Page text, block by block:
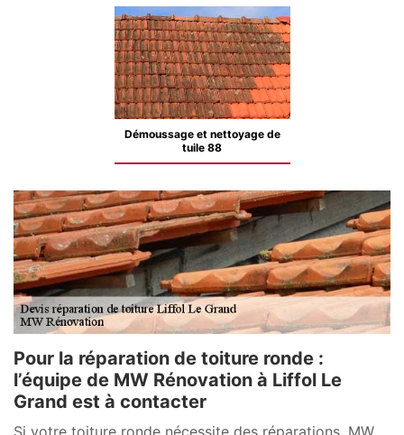
Démoussage et nettoyage de
tuile 88
Pour la réparation de toiture ronde :
l’équipe de MW Rénovation à Liffol Le
Grand est à contacter
Si votre toiture ronde nécessite des réparations, MW